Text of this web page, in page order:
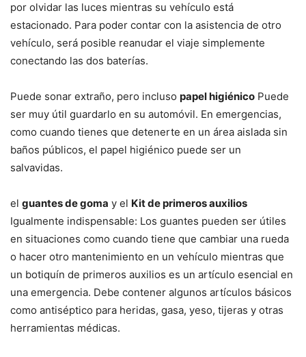
por olvidar las luces mientras su vehículo está
estacionado. Para poder contar con la asistencia de otro
vehículo, será posible reanudar el viaje simplemente
conectando las dos baterías.
Puede sonar extraño, pero incluso papel higiénico Puede
ser muy útil guardarlo en su automóvil. En emergencias,
como cuando tienes que detenerte en un área aislada sin
baños públicos, el papel higiénico puede ser un
salvavidas.
el guantes de goma y el Kit de primeros auxilios
Igualmente indispensable: Los guantes pueden ser útiles
en situaciones como cuando tiene que cambiar una rueda
o hacer otro mantenimiento en un vehículo mientras que
un botiquín de primeros auxilios es un artículo esencial en
una emergencia. Debe contener algunos artículos básicos
como antiséptico para heridas, gasa, yeso, tijeras y otras
herramientas médicas.